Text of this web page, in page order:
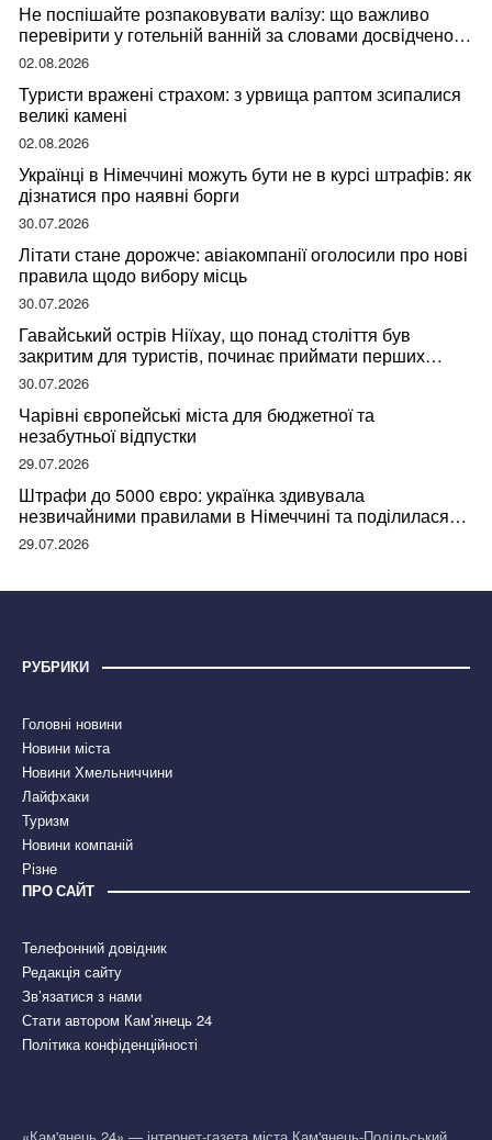
Не поспішайте розпаковувати валізу: що важливо
перевірити у готельній ванній за словами досвідченої
мандрівниці
02.08.2026
Туристи вражені страхом: з урвища раптом зсипалися
великі камені
02.08.2026
Українці в Німеччині можуть бути не в курсі штрафів: як
дізнатися про наявні борги
30.07.2026
Літати стане дорожче: авіакомпанії оголосили про нові
правила щодо вибору місць
30.07.2026
Гавайський острів Ніїхау, що понад століття був
закритим для туристів, починає приймати перших
відвідувачів
30.07.2026
Чарівні європейські міста для бюджетної та
незабутньої відпустки
29.07.2026
Штрафи до 5000 євро: українка здивувала
незвичайними правилами в Німеччині та поділилася
правдою
29.07.2026
РУБРИКИ
Головні новини
Новини міста
Новини Хмельниччини
Лайфхаки
Туризм
Новини компаній
Різне
ПРО САЙТ
Телефонний довідник
Редакція сайту
Зв’язатися з нами
Стати автором Кам’янець 24
Політика конфіденційності